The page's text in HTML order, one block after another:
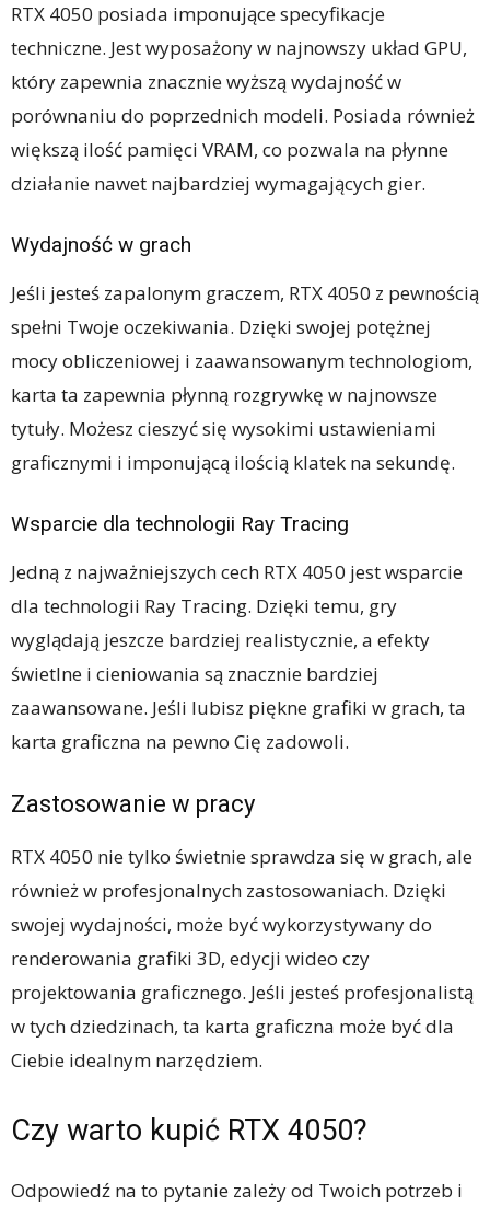
RTX 4050 posiada imponujące specyfikacje
techniczne. Jest wyposażony w najnowszy układ GPU,
który zapewnia znacznie wyższą wydajność w
porównaniu do poprzednich modeli. Posiada również
większą ilość pamięci VRAM, co pozwala na płynne
działanie nawet najbardziej wymagających gier.
Wydajność w grach
Jeśli jesteś zapalonym graczem, RTX 4050 z pewnością
spełni Twoje oczekiwania. Dzięki swojej potężnej
mocy obliczeniowej i zaawansowanym technologiom,
karta ta zapewnia płynną rozgrywkę w najnowsze
tytuły. Możesz cieszyć się wysokimi ustawieniami
graficznymi i imponującą ilością klatek na sekundę.
Wsparcie dla technologii Ray Tracing
Jedną z najważniejszych cech RTX 4050 jest wsparcie
dla technologii Ray Tracing. Dzięki temu, gry
wyglądają jeszcze bardziej realistycznie, a efekty
świetlne i cieniowania są znacznie bardziej
zaawansowane. Jeśli lubisz piękne grafiki w grach, ta
karta graficzna na pewno Cię zadowoli.
Zastosowanie w pracy
RTX 4050 nie tylko świetnie sprawdza się w grach, ale
również w profesjonalnych zastosowaniach. Dzięki
swojej wydajności, może być wykorzystywany do
renderowania grafiki 3D, edycji wideo czy
projektowania graficznego. Jeśli jesteś profesjonalistą
w tych dziedzinach, ta karta graficzna może być dla
Ciebie idealnym narzędziem.
Czy warto kupić RTX 4050?
Odpowiedź na to pytanie zależy od Twoich potrzeb i